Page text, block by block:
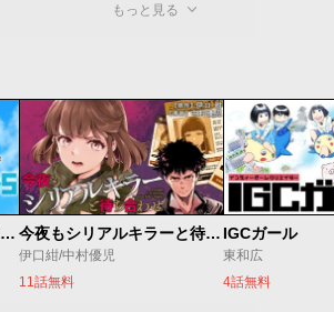
もっと見る
魔法少女リリカルなのは EXCEEDS 今夜もシリアルキラーと待ち合わせ
伊口紺/中村優児
11話無料
IGCガール
東和広
4話無料